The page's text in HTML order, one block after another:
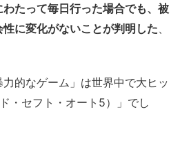
たって毎日行った場合でも、被
に変化がないことが判明した
的なゲーム」は世界中で大ヒッ
・セフト・オート5）」でし